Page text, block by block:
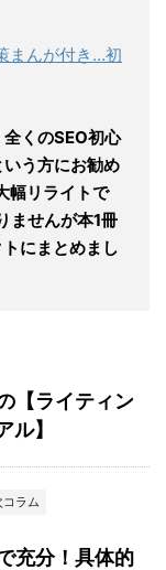
まんが付き…初
くのSEO初心
う方にお勧め
幅リライトで
ませんが本1冊
にまとめまし
【ライティン
ル】
ラム
充分！具体的